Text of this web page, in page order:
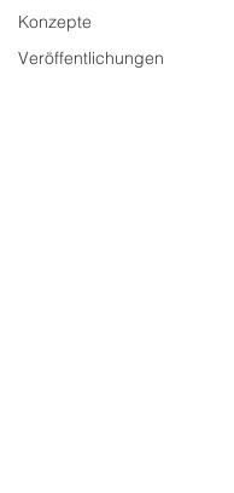
Konzepte
Veröffentlichungen